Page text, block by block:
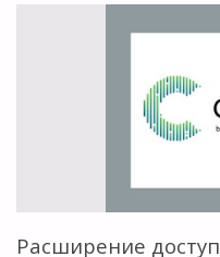
Расширение